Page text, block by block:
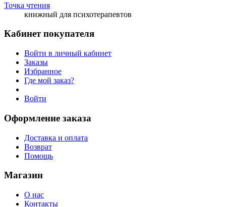
Точка чтения
книжный для психотерапевтов
Кабинет покупателя
Войти в личный кабинет
Заказы
Избранное
Где мой заказ?
Войти
Оформление заказа
Доставка и оплата
Возврат
Помощь
Магазин
О нас
Контакты